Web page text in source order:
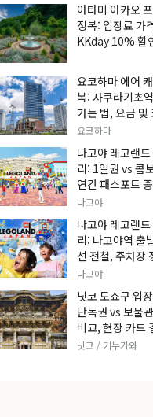
아타미 아카오
정복: 입장료 가
KKday 10% 할
요코하마 에어
복: 사쿠라기초
가는 법, 요금 및
세트권 할인, 추
총정리
요코하마
나고야 레고랜
리: 1일권 vs 콤
연간 패스포트
KKday 온라인 사
매 팁
나고야
나고야 레고랜
리: 나고야역 출
선 전철, 주차장
금 및 입장권 예약
나고야
닛코 도쇼구 입
단독권 vs 보물
비교, 현장 카드
KKday 사전 예매
닛코 / 키누가와